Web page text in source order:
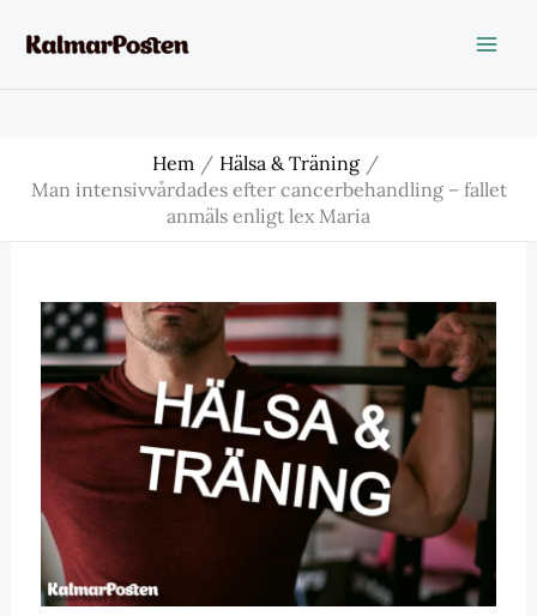
Hem
Hälsa & Träning
Man intensivvårdades efter cancerbehandling – fallet
anmäls enligt lex Maria